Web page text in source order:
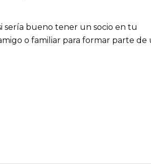
sería bueno tener un socio en tu
o familiar para formar parte de